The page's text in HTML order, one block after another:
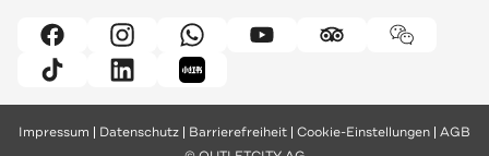
Impressum Datenschutz Barrierefreiheit Cookie-Einstellungen AGB